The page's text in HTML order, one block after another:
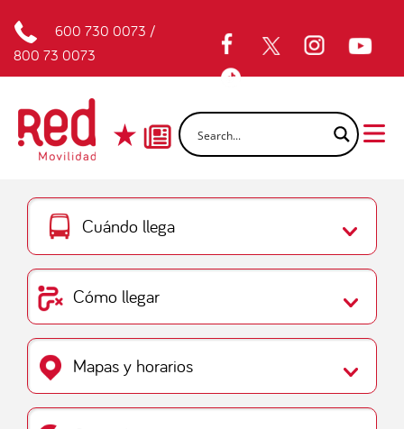
600 730 0073 /
800 73 0073
Cuándo llega
Cómo llegar
Mapas y horarios